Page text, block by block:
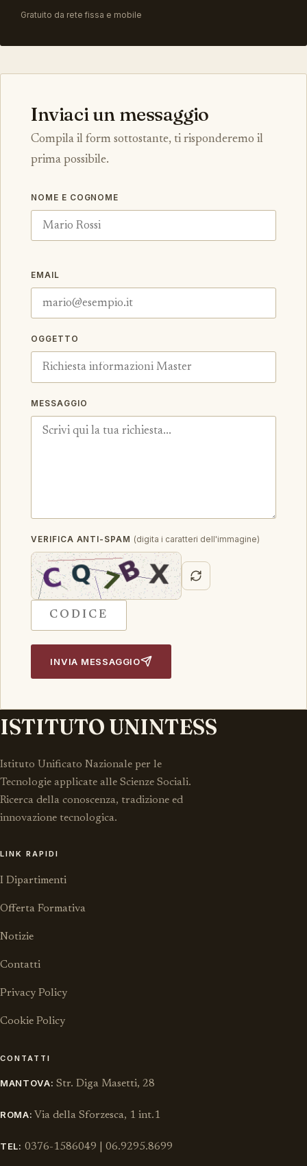
Gratuito da rete fissa e mobile
Inviaci un messaggio
Compila il form sottostante, ti risponderemo il
prima possibile.
NOME E COGNOME
EMAIL
OGGETTO
MESSAGGIO
VERIFICA ANTI-SPAM (digita i caratteri dell'immagine)
INVIA MESSAGGIO
ISTITUTO UNINTESS
Istituto Unificato Nazionale per le
Tecnologie applicate alle Scienze Sociali.
Ricerca della conoscenza, tradizione ed
innovazione tecnologica.
LINK RAPIDI
I Dipartimenti
Offerta Formativa
Notizie
Contatti
Privacy Policy
Cookie Policy
CONTATTI
MANTOVA: Str. Diga Masetti, 28
ROMA: Via della Sforzesca, 1 int.1
TEL: 0376-1586049 | 06.9295.8699